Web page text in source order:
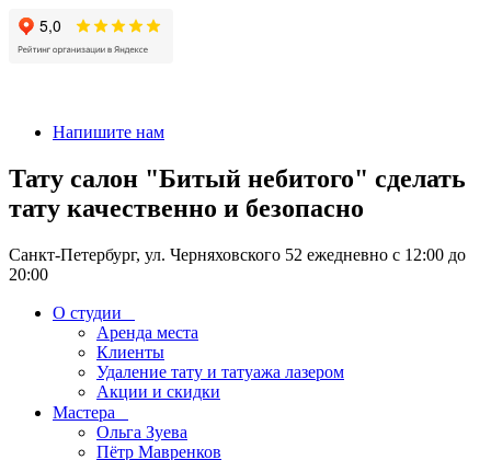
Напишите нам
Тату салон "Битый небитого" сделать
тату качественно и безопасно
Санкт-Петербург, ул. Черняховского 52 ежедневно с 12:00 до
20:00
О студии
Аренда места
Клиенты
Удаление тату и татуажа лазером
Акции и скидки
Мастера
Ольга Зуева
Пётр Мавренков